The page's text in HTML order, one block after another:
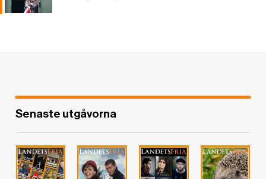
Senaste utgåvorna